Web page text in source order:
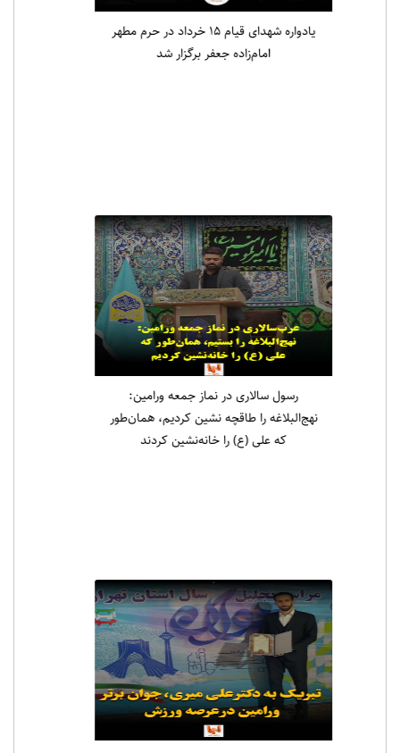
یادواره شهدای قیام ۱۵ خرداد در حرم مطهر
امام‌زاده جعفر برگزار شد
رسول سالاری در نماز جمعه ورامین:
نهج‌البلاغه را طاقچه نشین کردیم، همان‌طور
که علی (ع) را خانه‌نشین کردند